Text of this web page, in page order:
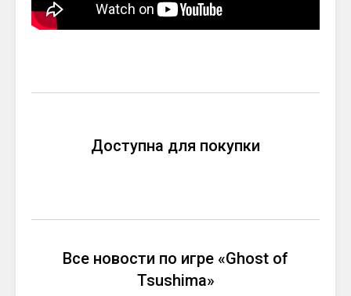
Доступна для покупки
Все новости по игре «Ghost of
Tsushima»